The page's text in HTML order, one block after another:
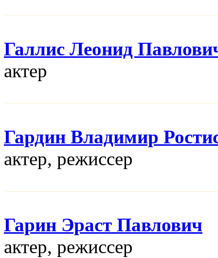
Галлис Леонид
актер
Гардин Владимир
актер, режисcер
Гарин Эраст Павлович
актер, режисcер